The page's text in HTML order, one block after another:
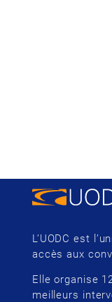
L’UODC est
accès aux
Elle organise
meilleurs